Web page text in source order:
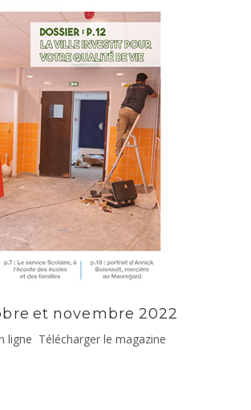
et novembre 2022
ligne Télécharger le magazine